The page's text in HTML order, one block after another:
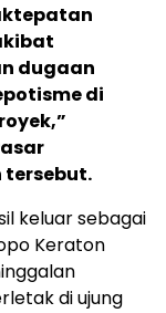
dugaan
di
tersebut.
keluar sebagai
Keraton
di ujung